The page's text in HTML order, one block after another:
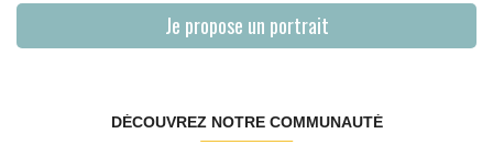
Je propose un portrait
DÉCOUVREZ NOTRE COMMUNAUTÉ